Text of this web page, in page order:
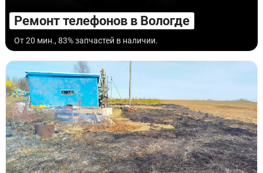
Ремонт телефонов в Вологде
От 20 мин., 83% запчастей в наличии.